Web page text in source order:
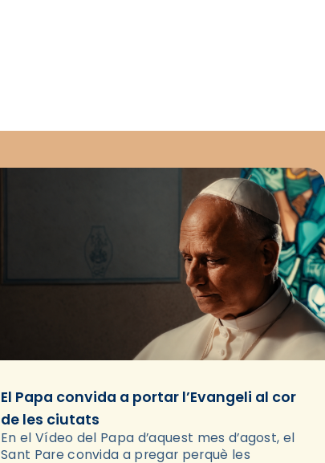
El Papa convida a portar l’Evangeli al cor
de les ciutats
En el Vídeo del Papa d’aquest mes d’agost, el
Sant Pare convida a pregar perquè les